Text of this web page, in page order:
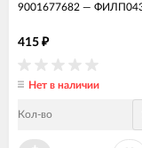
9001677682 —
415 ₽
Нет в наличии
Кол-во